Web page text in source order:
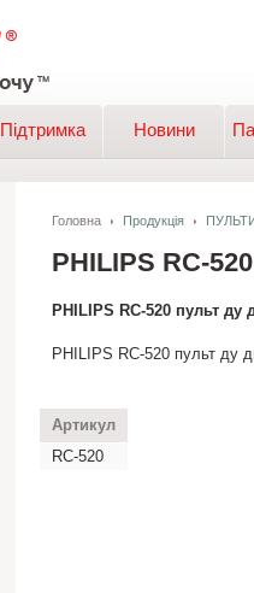
Підтримка Новини
Головна Продукція
PHILIPS RC-
PHILIPS RC-520 пульт ду
PHILIPS RC-520 пульт ду
Артикул
RC-520